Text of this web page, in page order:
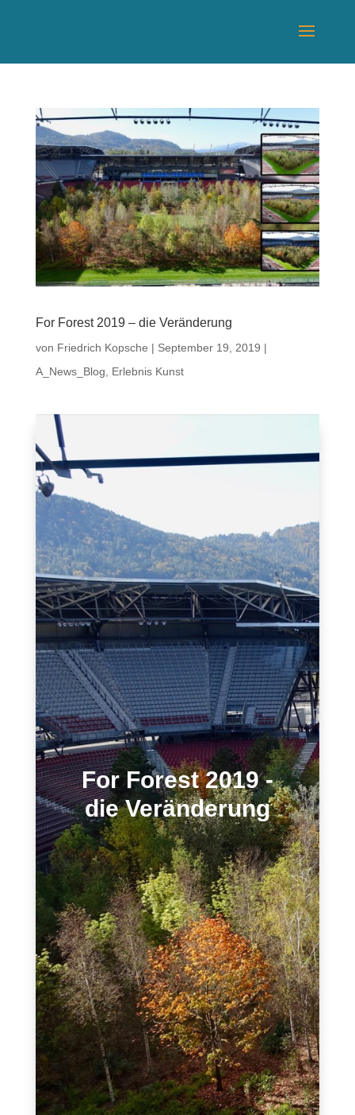
For Forest 2019 – die Veränderung
von Friedrich Kopsche | September 19, 2019 |
A_News_Blog
Erlebnis Kunst
For Forest 2019 -
die Veränderung